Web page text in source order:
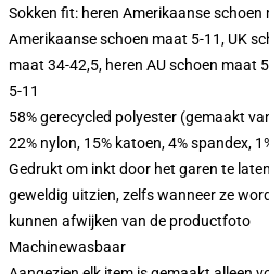
Sokken fit: heren Amerikaanse schoen
Amerikaanse schoen maat 5-11, UK
maat 34-42,5, heren AU schoen maat
5-11
58% gerecycled polyester (gemaakt
22% nylon, 15% katoen, 4% spandex,
Gedrukt om inkt door het garen te
geweldig uitzien, zelfs wanneer ze
kunnen afwijken van de productfoto
Machinewasbaar